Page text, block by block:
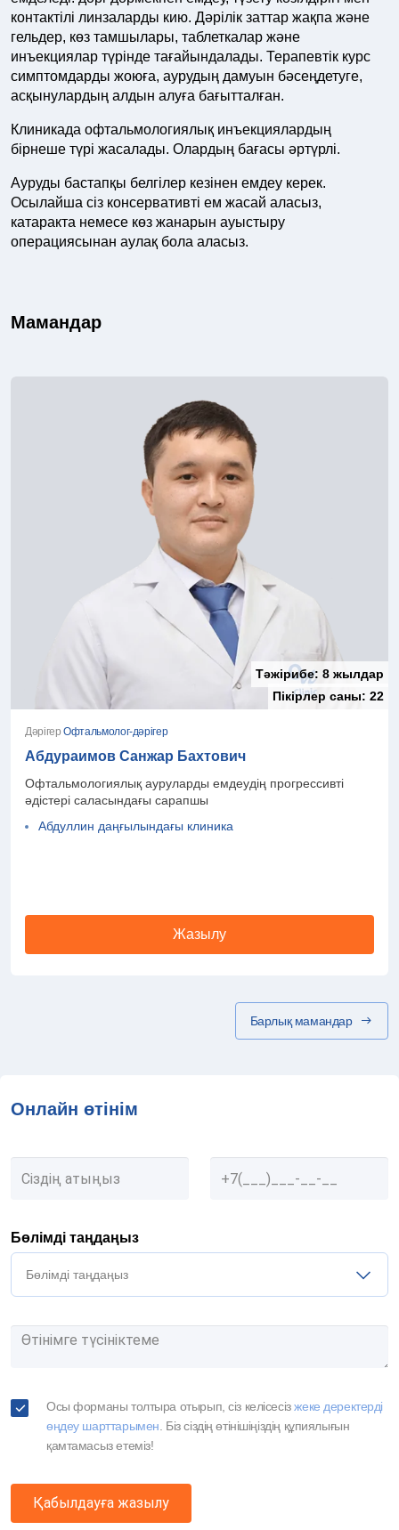
контактілі линзаларды кию. Дәрілік заттар жақпа және
гельдер, көз тамшылары, таблеткалар және
инъекциялар түрінде тағайындалады. Терапевтік курс
симптомдарды жоюға, аурудың дамуын бәсеңдетуге,
асқынулардың алдын алуға бағытталған.
Клиникада офтальмологиялық инъекциялардың
бірнеше түрі жасалады. Олардың бағасы әртүрлі.
Ауруды бастапқы белгілер кезінен емдеу керек.
Осылайша сіз консервативті ем жасай аласыз,
катаракта немесе көз жанарын ауыстыру
операциясынан аулақ бола аласыз.
Мамандар
Тәжірибе: 8 жылдар
Пікірлер саны: 22
ДәрігерОфтальмолог-дәрігер
Абдураимов Санжар Бахтович
Офтальмологиялық ауруларды емдеудің прогрессивті
әдістері саласындағы сарапшы
Абдуллин даңғылындағы клиника
Жазылу
Барлық мамандар
Онлайн өтінім
Бөлімді таңдаңыз
Бөлімді таңдаңыз
Осы форманы толтыра отырып, сіз келісесізжеке деректерді
өңдеу шарттарымен. Біз сіздің өтінішіңіздің құпиялығын
қамтамасыз етеміз!
Қабылдауға жазылу